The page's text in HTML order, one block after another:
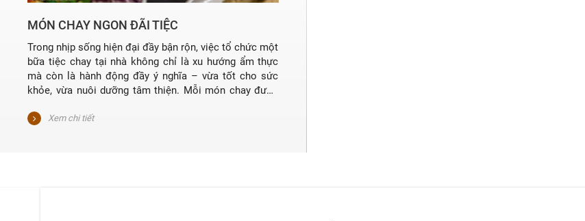
MÓN CHAY NGON ĐÃI TIỆC
Trong nhịp sống hiện đại đầy bận rộn, việc tổ chức một
bữa tiệc chay tại nhà không chỉ là xu hướng ẩm thực
mà còn là hành động đầy ý nghĩa – vừa tốt cho sức
khỏe, vừa nuôi dưỡng tâm thiện. Mỗi món chay được
dịu dàng và gắn kết yêu thương. Bữa tiệc ấy không ồn
Xem chi tiết